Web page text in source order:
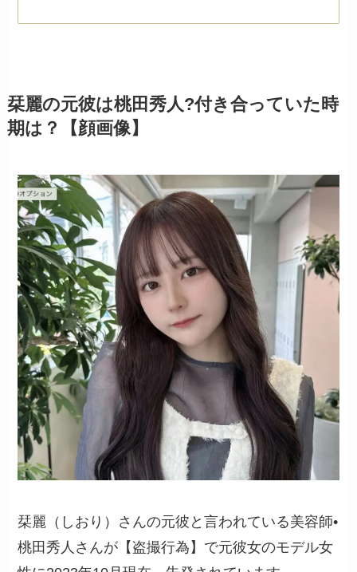
栞麗の元彼は桃田秀人?付き合っていた時
期は？【顔画像】
栞麗（しおり）さんの元彼と言われている美容師•
桃田秀人さんが【盗撮行為】で元彼女のモデル女